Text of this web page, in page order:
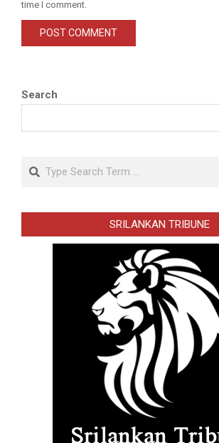
time I comment.
Search
Search
SRILANKAN TRIBUNE